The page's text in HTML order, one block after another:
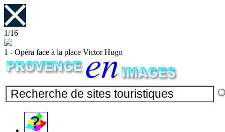
1/16
1 - Opéra face à la place Victor Hugo